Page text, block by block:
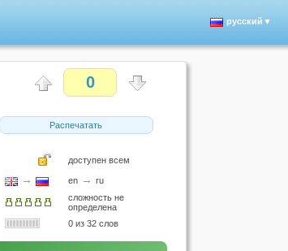
русский▼
0
Распечатать
доступен всем
→ en → ru
сложность не
определена
0 из 32 слов